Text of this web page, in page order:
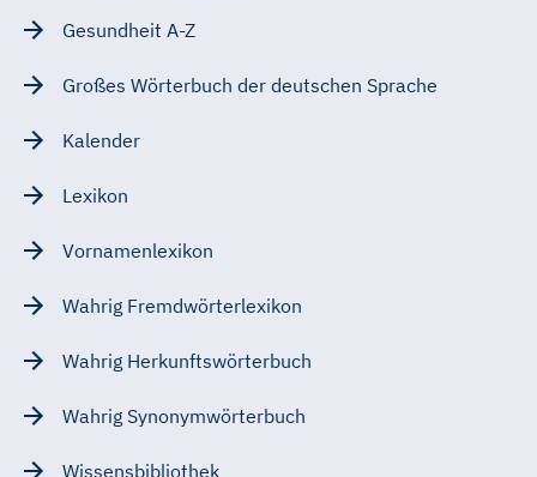
Gesundheit A-Z
Großes Wörterbuch der deutschen Sprache
Kalender
Lexikon
Vornamenlexikon
Wahrig Fremdwörterlexikon
Wahrig Herkunftswörterbuch
Wahrig Synonymwörterbuch
Wissensbibliothek